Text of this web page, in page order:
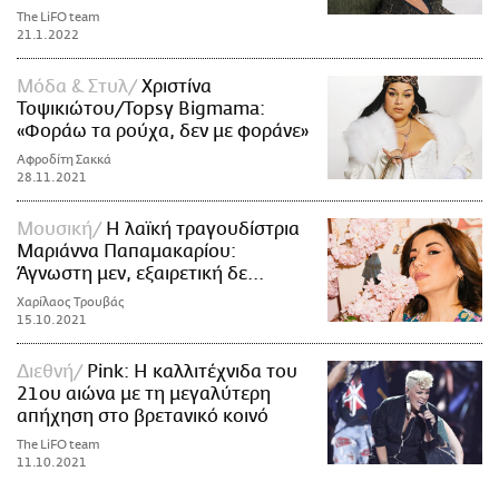
The LiFO team
21.1.2022
Μόδα & Στυλ
Χριστίνα
Τοψικιώτου/Topsy Bigmama:
«Φοράω τα ρούχα, δεν με φοράνε»
Αφροδίτη Σακκά
28.11.2021
Μουσική
Η λαϊκή τραγουδίστρια
Μαριάννα Παπαμακαρίου:
Άγνωστη μεν, εξαιρετική δε...
Χαρίλαος Τρουβάς
15.10.2021
Διεθνή
Pink: Η καλλιτέχνιδα του
21ου αιώνα με τη μεγαλύτερη
απήχηση στο βρετανικό κοινό
The LiFO team
11.10.2021